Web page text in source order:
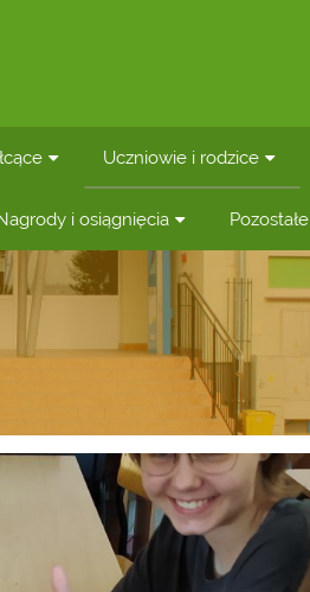
Uczniowie i rodzice
i osiągnięcia Pozostałe